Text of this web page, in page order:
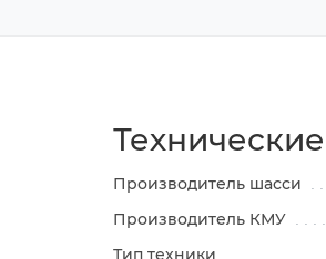
Производитель шасси
Производитель КМУ